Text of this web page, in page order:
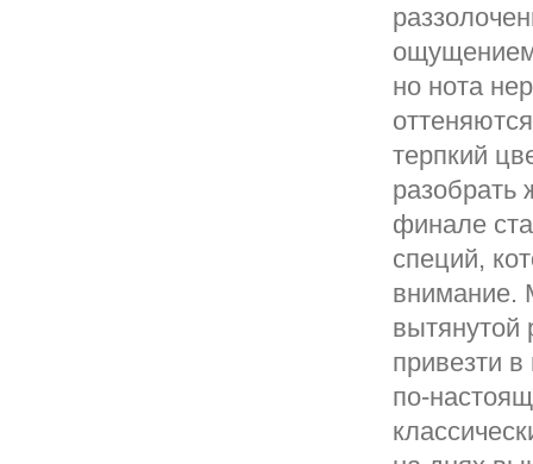
ощущением
но нота
терпкий
финале
специй,
внимание.
вытянутой
привезти
по-